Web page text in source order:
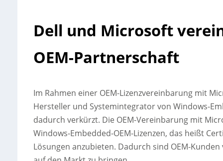
Dell und Microsoft
OEM-Partnerschaft
Im Rahmen einer OEM-Lizenzvereinbarung mit
Hersteller und Systemintegrator von Windows-
dadurch verkürzt. Die OEM-Vereinbarung mit
Windows-Embedded-OEM-Lizenzen, das heißt
Lösungen anzubieten. Dadurch sind OEM-